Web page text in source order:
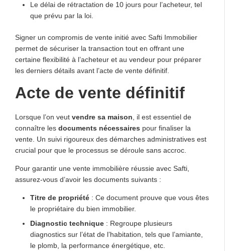
Le délai de rétractation de 10 jours pour l’acheteur, tel
que prévu par la loi.
Signer un compromis de vente initié avec Safti Immobilier
permet de sécuriser la transaction tout en offrant une
certaine flexibilité à l’acheteur et au vendeur pour préparer
les derniers détails avant l’acte de vente définitif.
Acte de vente définitif
Lorsque l’on veut vendre sa maison, il est essentiel de
connaître les documents nécessaires pour finaliser la
vente. Un suivi rigoureux des démarches administratives est
crucial pour que le processus se déroule sans accroc.
Pour garantir une vente immobilière réussie avec Safti,
assurez-vous d’avoir les documents suivants :
Titre de propriété : Ce document prouve que vous êtes
le propriétaire du bien immobilier.
Diagnostic technique : Regroupe plusieurs
diagnostics sur l’état de l’habitation, tels que l’amiante,
le plomb, la performance énergétique, etc.